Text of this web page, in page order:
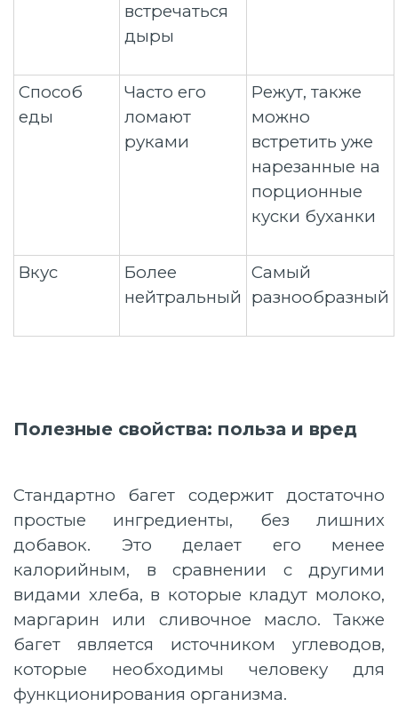
встречаться
дыры
Способ
еды
Часто его
ломают
руками
Режут, также
можно
встретить уже
нарезанные на
порционные
куски буханки
Вкус
Более
нейтральный
Самый
разнообразный
Полезные свойства: польза и вред
Стандартно багет содержит достаточно
простые ингредиенты, без лишних
добавок. Это делает его менее
калорийным, в сравнении с другими
видами хлеба, в которые кладут молоко,
маргарин или сливочное масло. Также
багет является источником углеводов,
которые необходимы человеку для
функционирования организма.